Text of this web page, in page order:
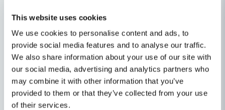
This website uses cookies
We use cookies to personalise content and ads, to
provide social media features and to analyse our traffic.
We also share information about your use of our site with
our social media, advertising and analytics partners who
may combine it with other information that you’ve
provided to them or that they’ve collected from your use
of their services.
name
Namn
email
Mejladress
Leif
Dyr men den räddar ryggen
Relaterade kategorier
Maskin, Laser & Handverktyg
Stationära Maskiner